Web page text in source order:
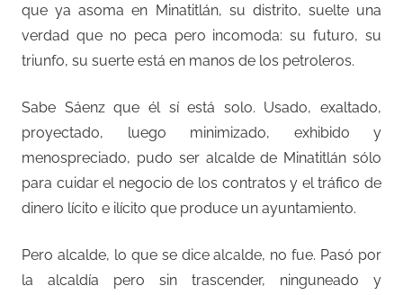
que ya asoma en Minatitlán, su distrito, suelte una
verdad que no peca pero incomoda: su futuro, su
triunfo, su suerte está en manos de los petroleros.
Sabe Sáenz que él sí está solo. Usado, exaltado,
proyectado, luego minimizado, exhibido y
menospreciado, pudo ser alcalde de Minatitlán sólo
para cuidar el negocio de los contratos y el tráfico de
dinero lícito e ilícito que produce un ayuntamiento.
Pero alcalde, lo que se dice alcalde, no fue. Pasó por
la alcaldía pero sin trascender, ninguneado y